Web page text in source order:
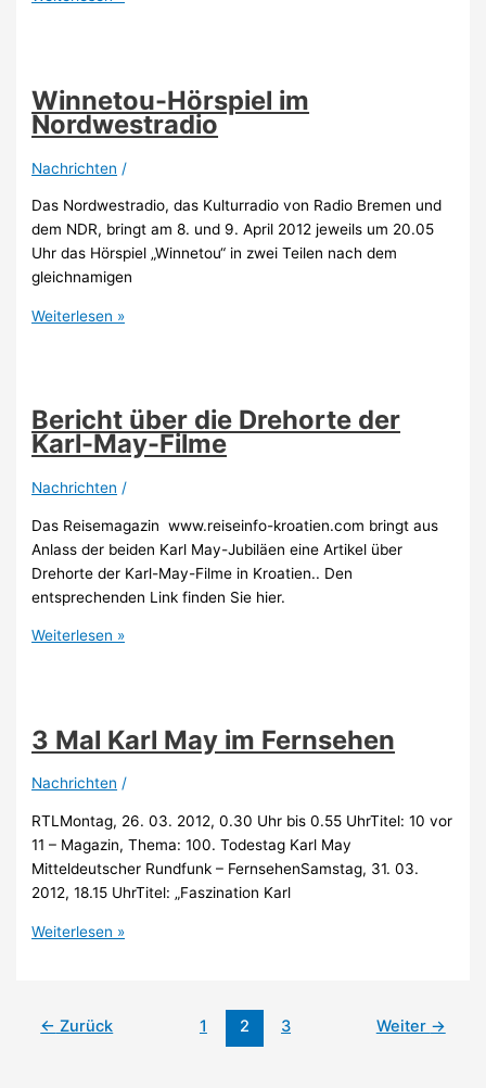
der
Internetseite
von
Radio
Winnetou-Hörspiel im
Nordwestradio
Nachrichten /
Das Nordwestradio, das Kulturradio von Radio Bremen und
dem NDR, bringt am 8. und 9. April 2012 jeweils um 20.05
Uhr das Hörspiel „Winnetou“ in zwei Teilen nach dem
gleichnamigen
Winnetou-
Weiterlesen »
Bericht über die Drehorte der
Karl-May-Filme
Nachrichten /
Das Reisemagazin www.reiseinfo-kroatien.com bringt aus
Anlass der beiden Karl May-Jubiläen eine Artikel über
Drehorte der Karl-May-Filme in Kroatien.. Den
entsprechenden Link finden Sie hier.
Bericht
der
Karl-
May-
Weiterlesen »
3 Mal Karl May im Fernsehen
Nachrichten /
RTLMontag, 26. 03. 2012, 0.30 Uhr bis 0.55 UhrTitel: 10 vor
11 – Magazin, Thema: 100. Todestag Karl May
Mitteldeutscher Rundfunk – FernsehenSamstag, 31. 03.
2012, 18.15 UhrTitel: „Faszination Karl
3
im
Weiterlesen »
← Zurück 1 2 3 Weiter →